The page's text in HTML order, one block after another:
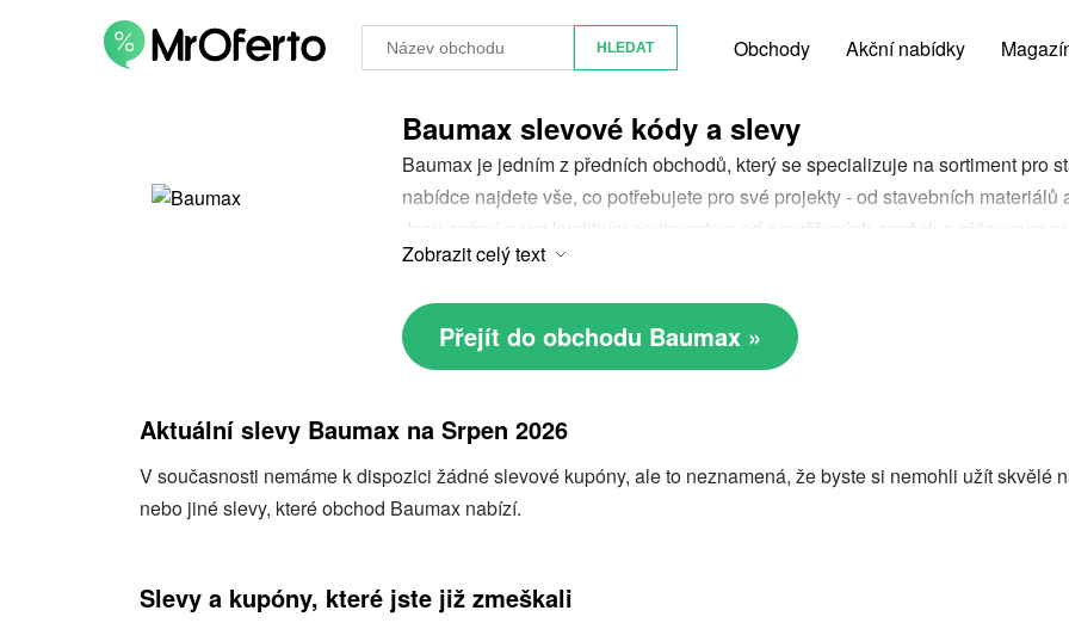
Obchody Akční nabídky
Baumax slevové kódy a slevy
Baumax je jedním z předních obchodů, který se specializuje na sortiment pro
nabídce najdete vše, co potřebujete pro své projekty - od stavebních
Jsou známí svým kvalitním sortimentem od prověřených značek a příjemným
se pojďme podívat, jak můžete v Baumaxu ušetřit peníze pomocí slevových
Baumax slevový kód na webu MrOferto.com a během procesu nákupu ho
Zobrazit celý text
Přejít do obchodu Baumax »
Aktuální slevy Baumax na Srpen 2026
V současnosti nemáme k dispozici žádné slevové kupóny, ale to neznamená, že byste si nemohli užít skvělé
nebo jiné slevy, které obchod Baumax nabízí.
Slevy a kupóny, které jste již zmeškali